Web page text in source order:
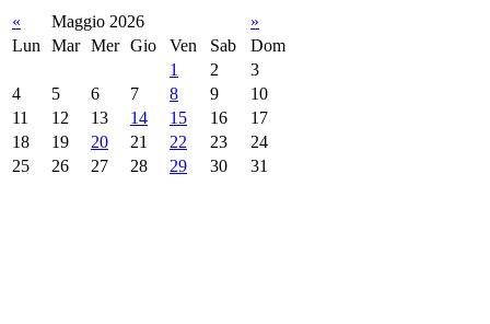
« Maggio 2026
»
Lun
Mar Mer Gio Ven Sab
Dom
1
2
3
4
5 6 7 8 9
10
11
12 13 14 15 16
17
18
19 20 21 22 23
24
25
26 27 28 29 30 31